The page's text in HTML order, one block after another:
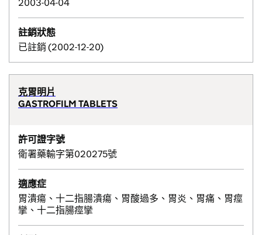
2003-04-04
註銷狀態
已註銷 (2002-12-20)
克胃明片
GASTROFILM TABLETS
許可證字號
衛署藥輸字第020275號
適應症
胃潰瘍、十二指腸潰瘍、胃酸過多、胃炎、胃痛、胃痙
攣、十二指腸痙攣